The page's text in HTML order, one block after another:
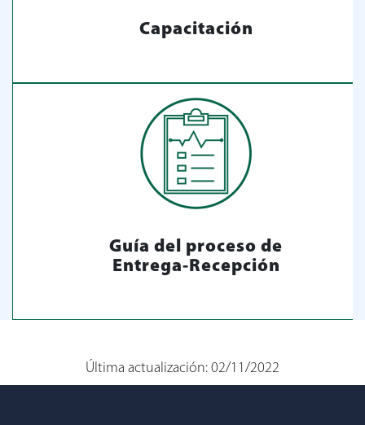
Capacitación
Guía del proceso de
Entrega-Recepción
Última actualización: 02/11/2022